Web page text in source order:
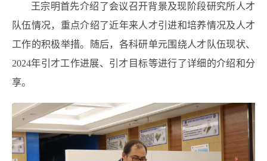
王宗明首先介绍了会议召开背景及现阶段研究所人才
队伍情况，重点介绍了近年来人才引进和培养情况及人才
工作的积极举措。随后，各科研单元围绕人才队伍现状、
2024年引才工作进展、引才目标等进行了详细的介绍和分
享。